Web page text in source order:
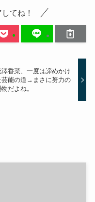
てね！
澤香菜、一度は諦めかけ
芸能の道→まさに努力の
物だよね。